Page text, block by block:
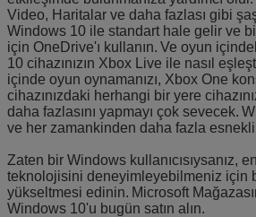
Video, Haritalar ve daha fazlası gibi
Windows 10 ile standart hale gelir ve
için OneDrive'ı kullanın. Ve oyun
10 cihazınızın Xbox Live ile nasıl
içinde oyun oynamanızı, Xbox One
cihazınızdaki herhangi bir yere
daha fazlasını yapmayı çok sevecek.
ve her zamankinden daha fazla
Zaten bir Windows kullanıcısıysanız,
teknolojisini deneyimleyebilmeniz için
yükseltmesi edinin. Microsoft
Windows 10'u bugün satın alın.